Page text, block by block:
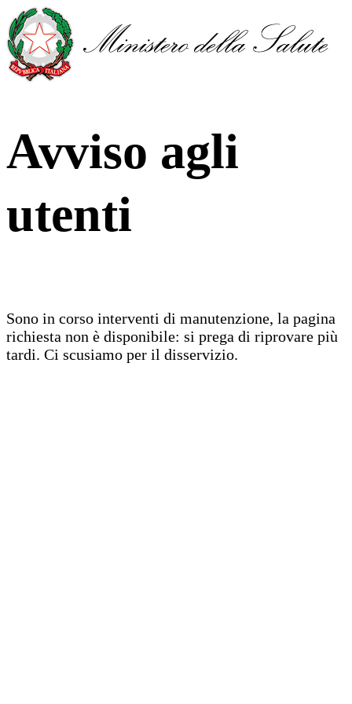
Avviso agli
utenti
Sono in corso interventi di manutenzione, la pagina
richiesta non è disponibile: si prega di riprovare più
tardi. Ci scusiamo per il disservizio.